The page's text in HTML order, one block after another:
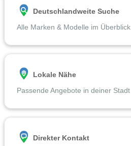
Deutschlandweite Suche
Alle Marken & Modelle im Überblick
Lokale Nähe
Passende Angebote in deiner Stadt
Direkter Kontakt